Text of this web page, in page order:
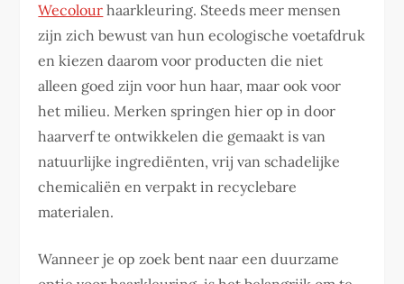
Wecolour haarkleuring. Steeds meer mensen
zijn zich bewust van hun ecologische voetafdruk
en kiezen daarom voor producten die niet
alleen goed zijn voor hun haar, maar ook voor
het milieu. Merken springen hier op in door
haarverf te ontwikkelen die gemaakt is van
natuurlijke ingrediënten, vrij van schadelijke
chemicaliën en verpakt in recyclebare
materialen.
Wanneer je op zoek bent naar een duurzame